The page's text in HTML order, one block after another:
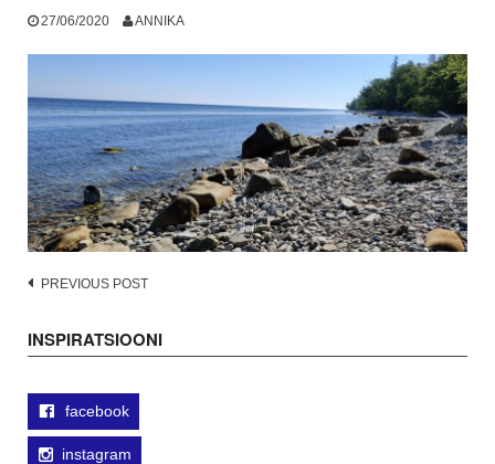
27/06/2020 ANNIKA
Post
PREVIOUS POST
INSPIRATSIOONI
facebook
instagram